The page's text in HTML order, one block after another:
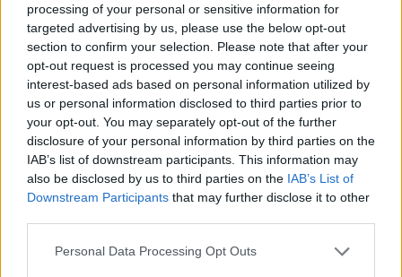
processing of your personal or sensitive information for
targeted advertising by us, please use the below opt-out
section to confirm your selection. Please note that after your
opt-out request is processed you may continue seeing
interest-based ads based on personal information utilized by
us or personal information disclosed to third parties prior to
your opt-out. You may separately opt-out of the further
disclosure of your personal information by third parties on the
IAB’s list of downstream participants. This information may
also be disclosed by us to third parties on the IAB’s List of
Downstream Participants that may further disclose it to other
Personal Data Processing Opt Outs
a tavaly óta létező
törvények alapján addig
lehetnek különálló
intézmény, amíg a 250 fős
gyereklétszámot elérik.